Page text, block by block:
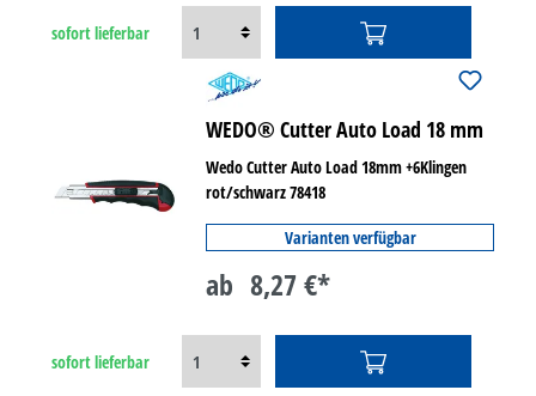
sofort lieferbar
WEDO® Cutter Auto Load 18 mm
Wedo Cutter Auto Load 18mm +6Klingen
rot/schwarz 78418
Varianten verfügbar
ab 8,27 €*
sofort lieferbar